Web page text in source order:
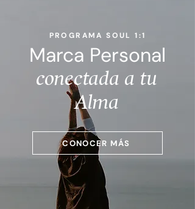
PROGRAMA SOUL 1:1
Marca Personal
conectada a tu
Alma
CONOCER MÁS